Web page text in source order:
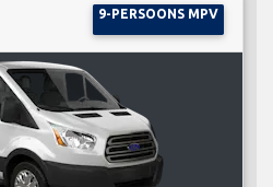
9-PERSOONS MPV